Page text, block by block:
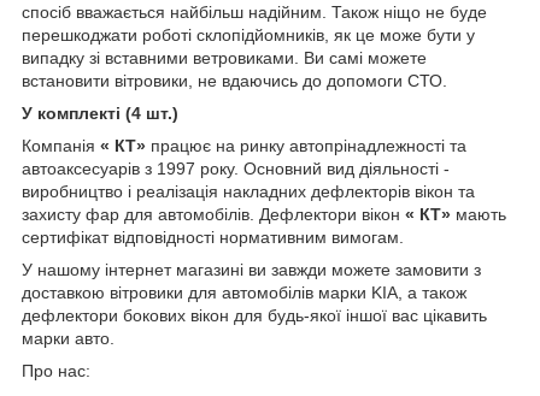
спосіб вважається найбільш надійним. Також ніщо не буде
перешкоджати роботі склопідйомників, як це може бути у
випадку зі вставними ветровиками. Ви самі можете
встановити вітровики, не вдаючись до допомоги СТО.
У комплекті (4 шт.)
Компанія « КТ» працює на ринку автопрінадлежності та
автоаксесуарів з 1997 року. Основний вид діяльності -
виробництво і реалізація накладних дефлекторів вікон та
захисту фар для автомобілів. Дефлектори вікон « КТ» мають
сертифікат відповідності нормативним вимогам.
У нашому інтернет магазині ви завжди можете замовити з
доставкою вітровики для автомобілів марки KIA, а також
дефлектори бокових вікон для будь-якої іншої вас цікавить
марки авто.
Про нас: